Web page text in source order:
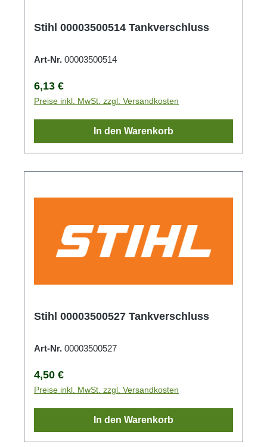
Stihl 00003500514 Tankverschluss
Art-Nr. 00003500514
Regulärer Preis:
6,13 €
Preise inkl. MwSt. zzgl. Versandkosten
In den Warenkorb
Stihl 00003500527 Tankverschluss
Art-Nr. 00003500527
Regulärer Preis:
4,50 €
Preise inkl. MwSt. zzgl. Versandkosten
In den Warenkorb